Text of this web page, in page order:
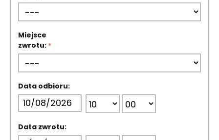
Miejsce
zwrotu:
Data odbioru:
Data zwrotu: